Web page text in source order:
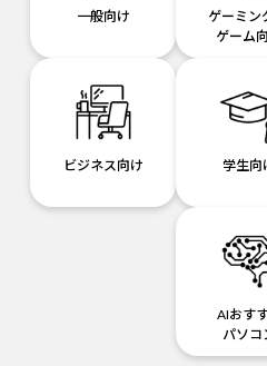
一般向け
ゲーミン
ゲーム
ビジネス向け 学生向
AIおす
パソコ